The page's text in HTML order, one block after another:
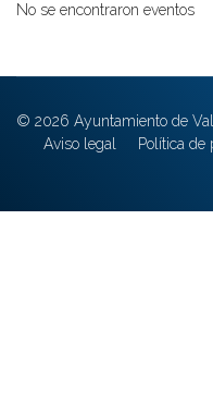
No se encontraron eventos
© 2026 Ayuntamiento de
Aviso legal
Política de